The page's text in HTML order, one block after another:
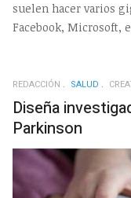
suelen hacer varios
Facebook, Microsoft,
REDACCIÓN SALUD
Diseña
Parkinson